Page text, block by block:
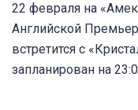
22 февраля на
Английской
встретится с
запланирован на